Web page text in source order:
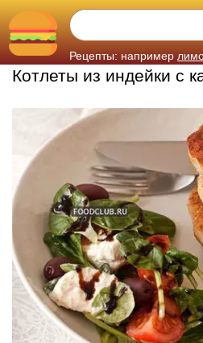
Рецепты: например
Котлеты из индейки с